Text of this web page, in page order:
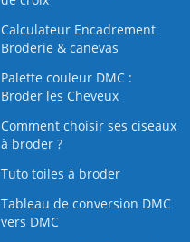
Calculateur Encadrement
Broderie & canevas
Palette couleur DMC :
Broder les Cheveux
Comment choisir ses ciseaux
à broder ?
Tuto toiles à broder
Tableau de conversion DMC
vers DMC